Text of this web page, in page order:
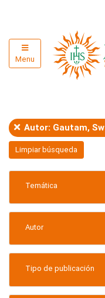
Menu
Autor: Gautam,
Limpiar búsqueda
Temática
Autor
Tipo de publicación